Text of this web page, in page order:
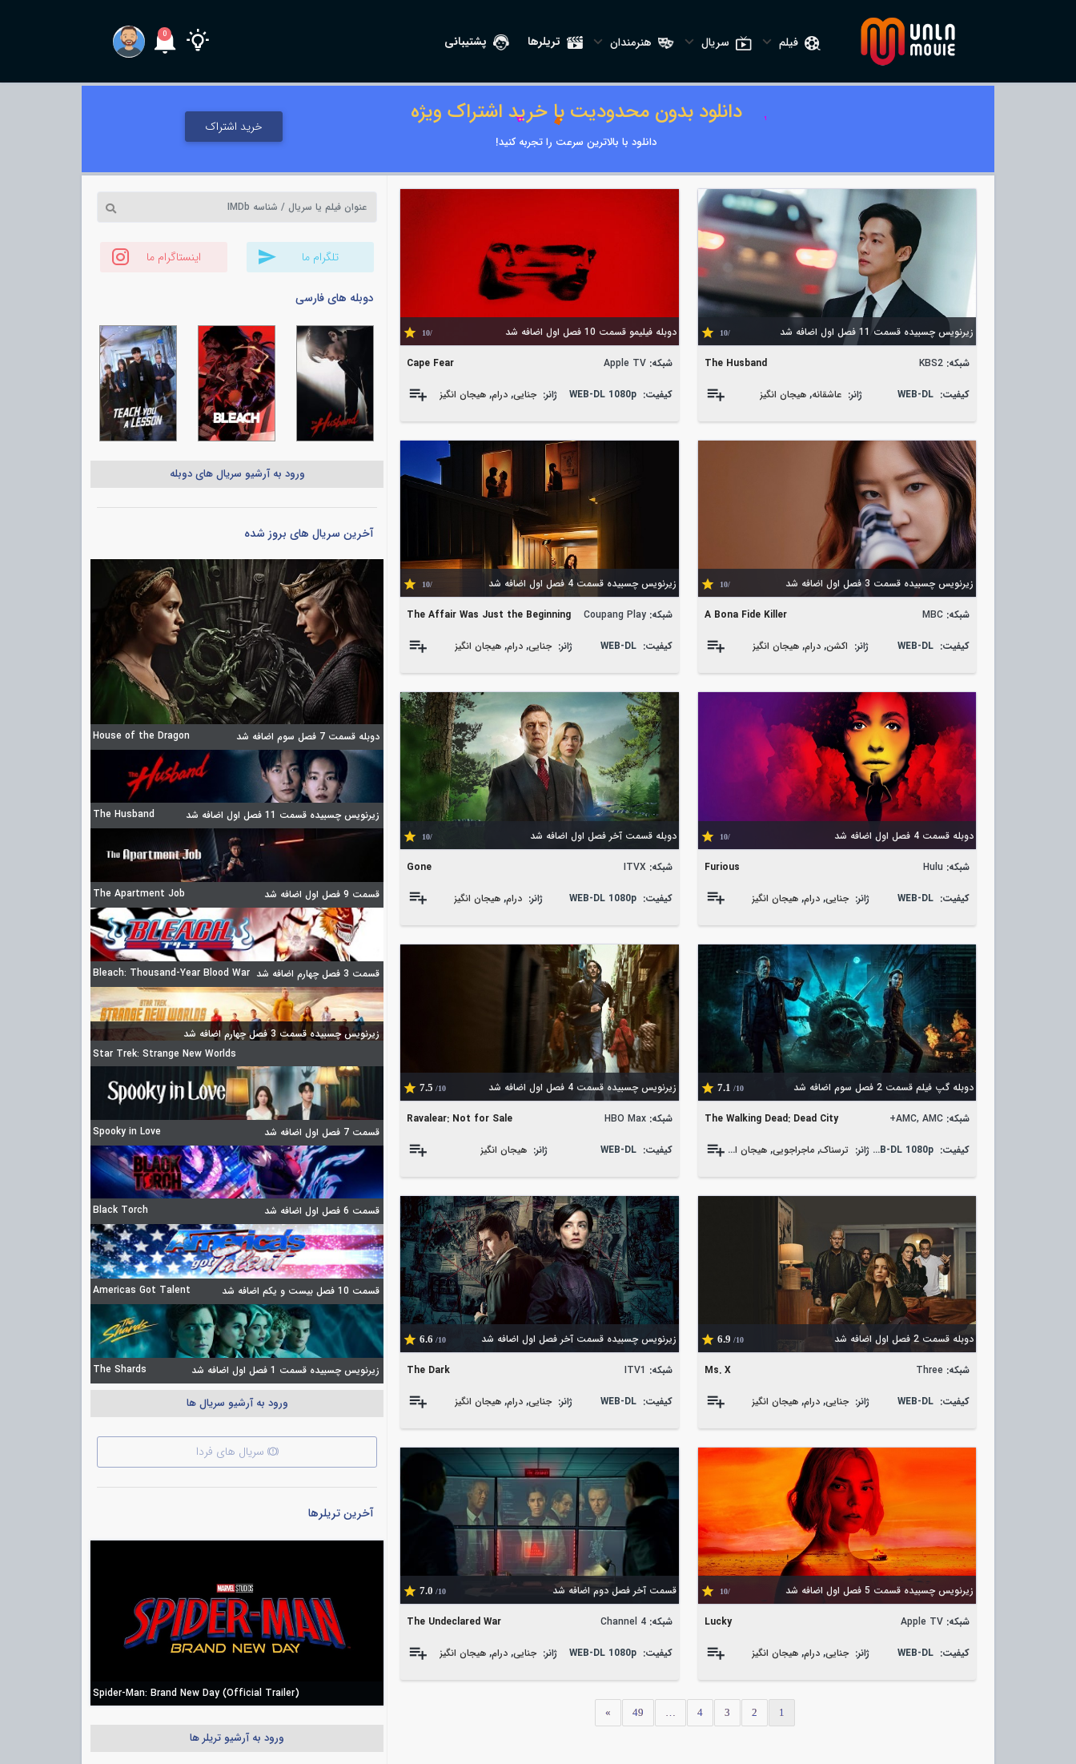
فیلم سریال هنرمندان تریلرها پشتیبانی 0
دانلود بدون محدودیت با خرید اشتراک ویژه
دانلود با بالاترین سرعت را تجربه کنید!
خرید اشتراک
زیرنویس چسبیده قسمت 11 فصل اول اضافه شد /10
The Husband شبکه: KBS2
کیفیت: WEB-DL ژانر: عاشقانه,هیجان انگیز
دوبله فیلیمو قسمت 10 فصل اول اضافه شد /10
Cape Fear شبکه:Apple TV
کیفیت: WEB-DL 1080p ژانر: جنایی,درام,هیجان انگیز
زیرنویس چسبیده قسمت 3 فصل اول اضافه شد /10
A Bona Fide Killer شبکه: MBC
کیفیت: WEB-DL ژانر: اکشن, درام, هیجان انگیز
زیرنویس چسبیده قسمت 4 فصل اول اضافه شد /10
The Affair Was Just the Beginning شبکه:Coupang Play
کیفیت: WEB-DL ژانر: جنایی, درام, هیجان انگیز
دوبله قسمت 4 فصل اول اضافه شد /10
Furious شبکه: Hulu
کیفیت: WEB-DL ژانر: جنایی, درام, هیجان انگیز
دوبله قسمت آخر فصل اول اضافه شد /10
Gone شبکه: ITVX
کیفیت: WEB-DL 1080p ژانر: درام,هیجان انگیز
دوبله گپ فیلم قسمت 2 فصل سوم اضافه شد 7.1 /10
The Walking Dead: Dead City شبکه: AMC, AMC+
کیفیت: WEB-DL 1080p ژانر: ترسناک,ماجراجویی,هیجان انگیز
زیرنویس چسبیده قسمت 4 فصل اول اضافه شد 7.5 /10
Ravalear: Not for Sale شبکه:HBO Max
کیفیت: WEB-DL ژانر: هیجان انگیز
دوبله قسمت 2 فصل اول اضافه شد 6.9 /10
Ms. X شبکه: Three
کیفیت: WEB-DL ژانر: جنایی, درام, هیجان انگیز
زیرنویس چسبیده قسمت آخر فصل اول اضافه شد 6.6 /10
The Dark شبکه: ITV1
کیفیت: WEB-DL ژانر: جنایی, درام, هیجان انگیز
زیرنویس چسبیده قسمت 5 فصل اول اضافه شد /10
Lucky شبکه: Apple TV
کیفیت: WEB-DL ژانر: جنایی, درام, هیجان انگیز
قسمت آخر فصل دوم اضافه شد 7.0 /10
The Undeclared War شبکه:Channel 4
کیفیت: WEB-DL 1080p ژانر: جنایی,درام,هیجان انگیز
1
2
3
4
…
49
»
تلگرام ما اینستاگرام ما
دوبله های فارسی
ورود به آرشیو سریال های دوبله
آخرین سریال های بروز شده
دوبله قسمت 7 فصل سوم اضافه شد House of the Dragon
زیرنویس چسبیده قسمت 11 فصل اول اضافه شد The Husband
قسمت 9 فصل اول اضافه شد The Apartment Job
قسمت 3 فصل چهارم اضافه شد Bleach: Thousand-Year Blood War
زیرنویس چسبیده قسمت 3 فصل چهارم اضافه شد
Star Trek: Strange New Worlds
قسمت 7 فصل اول اضافه شد Spooky in Love
قسمت 6 فصل اول اضافه شد Black Torch
قسمت 10 فصل بیست و یکم اضافه شد Americas Got Talent
زیرنویس چسبیده قسمت 1 فصل اول اضافه شد The Shards
ورود به آرشیو سریال ها
سریال های فردا
آخرین تریلرها
Spider-Man: Brand New Day (Official Trailer)
ورود به آرشیو تریلر ها